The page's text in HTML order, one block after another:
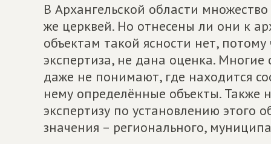
В Архангельской области
же церквей. Но отнесены ли они к
объектам такой ясности нет,
экспертиза, не дана оценка.
даже не понимают, где находится
нему определённые объекты. Также
экспертизу по установлению этого
значения – регионального,